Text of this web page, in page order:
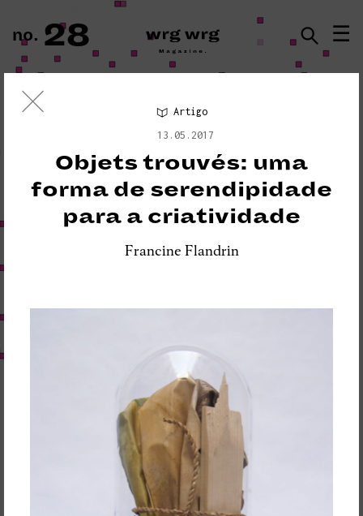
no. 28 ☰
Ensaio Visual
«PLEASE DO NOT DISTURB:
SEISMOGRAPH EQUIPMENT»
Artigo
13.05.2017
Objets trouvés: uma
forma de serendipidade
para a criatividade
Francine Flandrin